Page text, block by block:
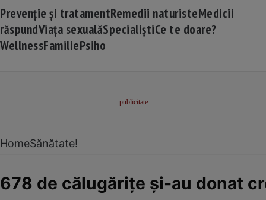
Prevenție și tratamentRemedii naturisteMedicii
răspundViața sexualăSpecialiștiCe te doare?
WellnessFamiliePsiho
HomeSănătate!
678 de călugărițe și-au donat